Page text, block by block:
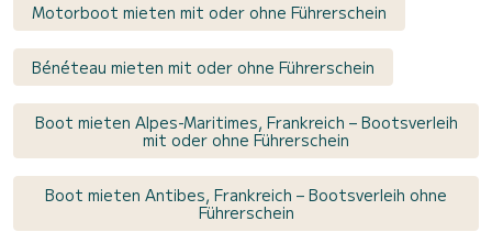
Motorboot mieten mit oder ohne Führerschein
Bénéteau mieten mit oder ohne Führerschein
Boot mieten Alpes-Maritimes, Frankreich – Bootsverleih
mit oder ohne Führerschein
Boot mieten Antibes, Frankreich – Bootsverleih ohne
Führerschein